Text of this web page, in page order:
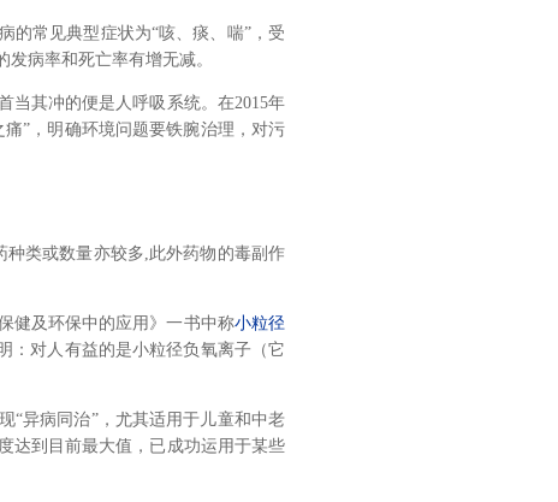
的常见典型症状为“咳、痰、喘”，受
病率和死亡率有增无减。
当其冲的便是人呼吸系统。在2015年
”，明确环境问题要铁腕治理，对污
类或数量亦较多,此外药物的毒副作
健及环保中的应用》一书中称小粒径
：对人有益的是小粒径负氧离子（它
“异病同治”，尤其适用于儿童和中老
达到目前最大值，已成功运用于某些